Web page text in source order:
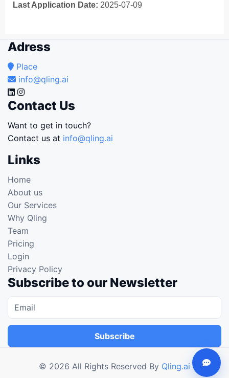
Last Application Date: 2025-07-09
Adress
Place
info@qling.ai
Contact Us
Want to get in touch?
Contact us at info@qling.ai
Links
Home
About us
Our Services
Why Qling
Team
Pricing
Login
Privacy Policy
Subscribe to our Newsletter
Subscribe
© 2026 All Rights Reserved By Qling.ai